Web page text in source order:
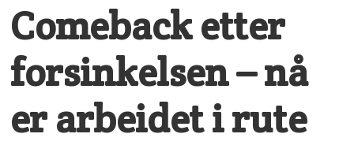
Comeback etter
forsinkelsen – nå
er arbeidet i rute